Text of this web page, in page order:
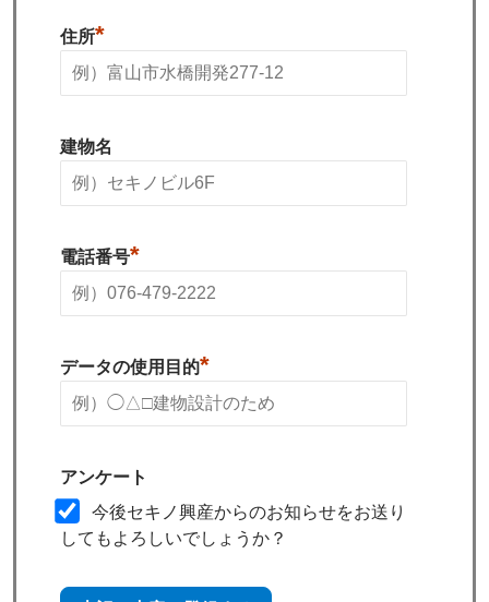
住所*
建物名
電話番号*
データの使用目的*
アンケート
今後セキノ興産からのお知らせをお送り
してもよろしいでしょうか？